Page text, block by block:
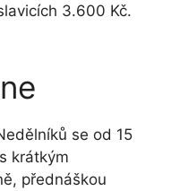
3.600 Kč.
se od 15
krátkým
přednáškou